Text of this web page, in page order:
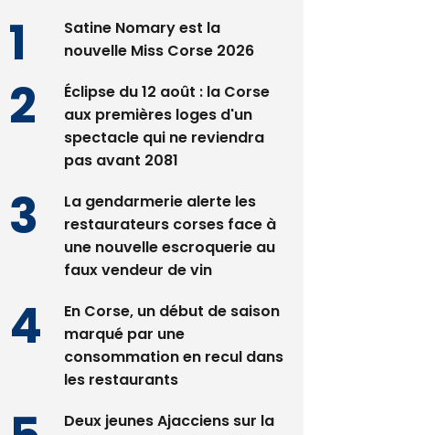
Éclipse du 12 août : la Corse
spectacle qui ne reviendra
pas avant 2081
La gendarmerie alerte les
une nouvelle escroquerie au
faux vendeur de vin
En Corse, un début de saison
consommation en recul dans
les restaurants
Deux jeunes Ajacciens sur la